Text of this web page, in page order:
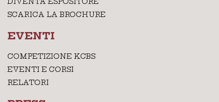
SCARICA LA BROCHURE
EVENTI
COMPETIZIONE KCBS
EVENTI E CORSI
RELATORI